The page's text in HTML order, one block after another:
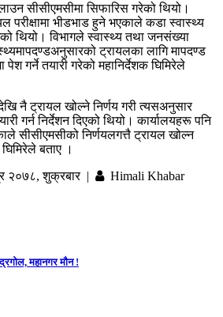
सीसीएमसीमा सिफारिस गरेको थियो।
परीक्षामा भीडभाड हुने भएकाले कडा स्वास्थ्य
थियो। विभागले स्वास्थ्य तथा जनसंख्या
ट्रायलका लागि मापदण्ड
गर्ने तयारी गरेको महानिर्देशक घिमिरेले
नै ट्रायल खोल्ने निर्णय गरी त्यसअनुसार
गर्न निर्देशन दिएको थियो। कार्यालयहरू पनि
सीसीएमसीको निर्णयलगत्तै ट्रायल खोल्न
बताए ।
२०७८, शुक्रबार | Himali Khabar
महानगर मौन !